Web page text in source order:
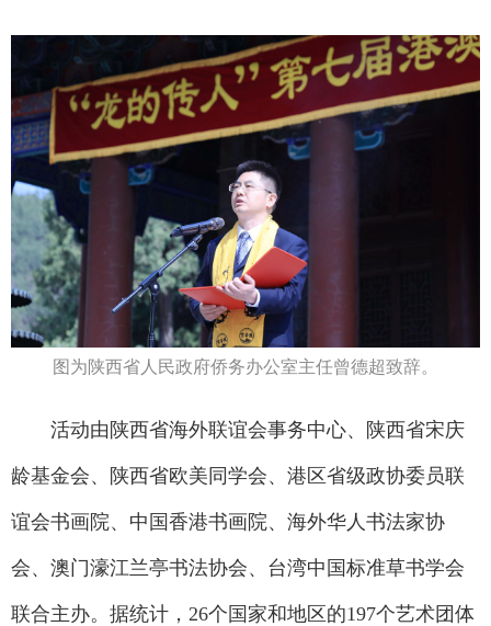
图为陕西省人民政府侨务办公室主任曾德超致辞。
活动由陕西省海外联谊会事务中心、陕西省宋庆
龄基金会、陕西省欧美同学会、港区省级政协委员联
谊会书画院、中国香港书画院、海外华人书法家协
会、澳门濠江兰亭书法协会、台湾中国标准草书学会
联合主办。据统计，26个国家和地区的197个艺术团体